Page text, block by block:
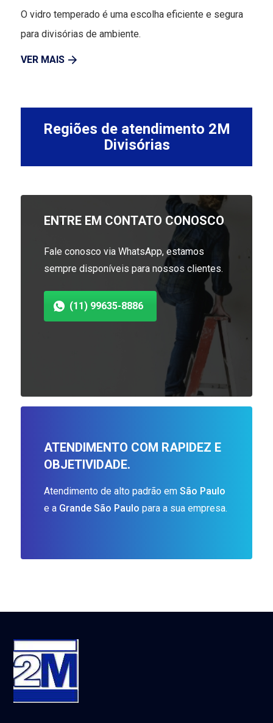
O vidro temperado é uma escolha eficiente e segura
para divisórias de ambiente.
VER MAIS
Regiões de atendimento 2M
Divisórias
ENTRE EM CONTATO CONOSCO
Fale conosco via WhatsApp, estamos
sempre disponíveis para nossos clientes.
(11) 99635-8886
ATENDIMENTO COM RAPIDEZ E
OBJETIVIDADE.
Atendimento de alto padrão emSão Paulo
e a Grande São Paulo para a sua empresa.